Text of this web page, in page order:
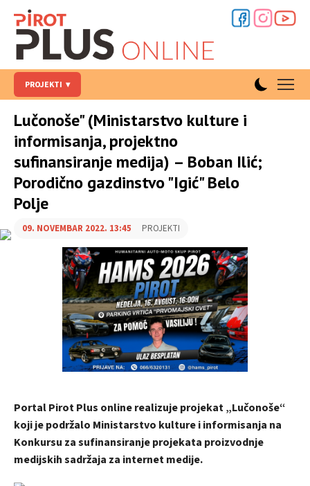
PROJEKTI
Lučonoše" (Ministarstvo kulture i
informisanja, projektno
sufinansiranje medija) – Boban Ilić;
Porodično gazdinstvo "Igić" Belo
Polje
09. NOVEMBAR 2022. 13:45 PROJEKTI
Portal Pirot Plus online realizuje projekat „Lučonoše“
koji je podržalo Ministarstvo kulture i informisanja na
Konkursu za sufinansiranje projekata proizvodnje
medijskih sadržaja za internet medije.